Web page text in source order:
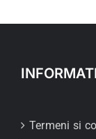
Termeni si